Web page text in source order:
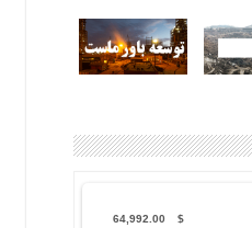
$
64,992.00